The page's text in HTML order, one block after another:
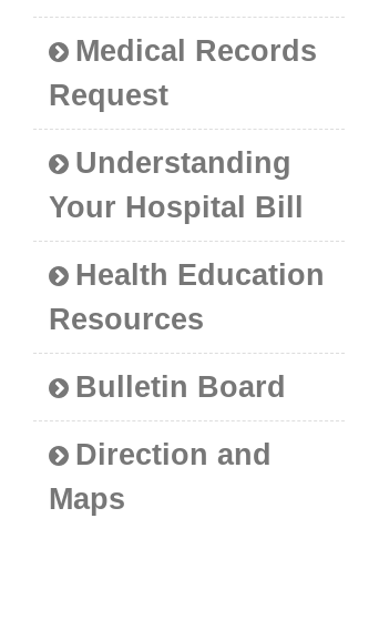
Medical Records
Request
Understanding
Your Hospital Bill
Health Education
Resources
Bulletin Board
Direction and
Maps